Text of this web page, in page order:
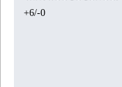
+6/-0